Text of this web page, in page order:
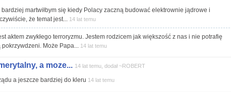
martwiłbym się kiedy Polacy zaczną budować elektrownie jądrowe i
że temat jest... 14 lat temu
aktem zwykłego terroryzmu. Jestem rodzicem jak większość z nas i nie potrafię
Może Papa... 14 lat temu
a moze... 14 lat temu, dodał ~ROBERT
a jeszcze bardziej do kleru 14 lat temu